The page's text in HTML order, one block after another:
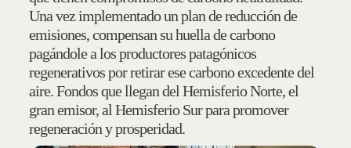
Una vez implementado un plan de reducción de
emisiones, compensan su huella de carbono
pagándole a los productores patagónicos
regenerativos por retirar ese carbono excedente del
aire. Fondos que llegan del Hemisferio Norte, el
gran emisor, al Hemisferio Sur para promover
regeneración y prosperidad.